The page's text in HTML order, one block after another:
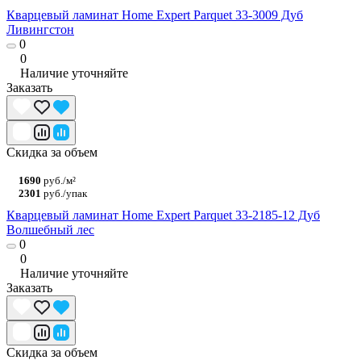
Кварцевый ламинат Home Expert Parquet 33-3009 Дуб
Ливингстон
0
0
Наличие уточняйте
Заказать
Скидка за объем
1690 руб./м²
2301 руб./упак
Кварцевый ламинат Home Expert Parquet 33-2185-12 Дуб
Волшебный лес
0
0
Наличие уточняйте
Заказать
Скидка за объем